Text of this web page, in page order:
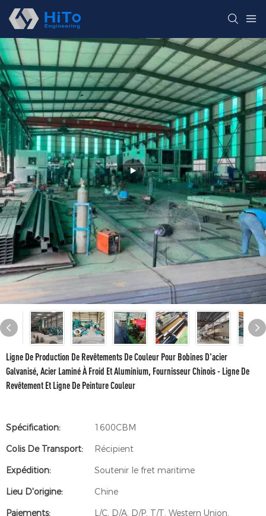
Ligne De Production De Revêtements De Couleur Pour Bobines D'acier
Galvanisé, Acier Laminé À Froid Et Aluminium, Fournisseur Chinois - Ligne De
Revêtement Et Ligne De Peinture Couleur
Spécification:
1600CBM
Colis De Transport:
Récipient
Expédition:
Soutenir le fret maritime
Lieu D'origine:
Chine
Paiements:
L/C, D/A, D/P, T/T, Western Union,